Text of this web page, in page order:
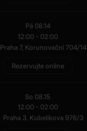
Pá 08.14
12:00- 02:00
Praha 7, Korunovační 704/14
Rezervujte online
So 08.15
12:00- 02:00
Praha 3, Kubelikova 976/3